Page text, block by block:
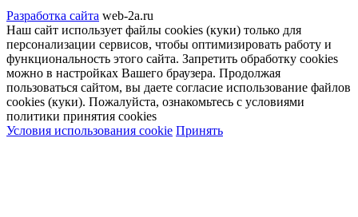
Разработка сайта web-2a.ru
Наш сайт использует файлы cookies (куки) только для
персонализации сервисов, чтобы оптимизировать работу и
функциональность этого сайта. Запретить обработку cookies
можно в настройках Вашего браузера. Продолжая
пользоваться сайтом, вы даете согласие использование файлов
cookies (куки). Пожалуйста, ознакомьтесь с условиями
политики принятия сookies
Условия использования cookie Принять